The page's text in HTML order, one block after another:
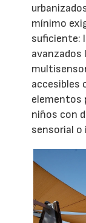
mínimo
suficiente:
avanzados
accesibles
elementos
niños con
sensorial